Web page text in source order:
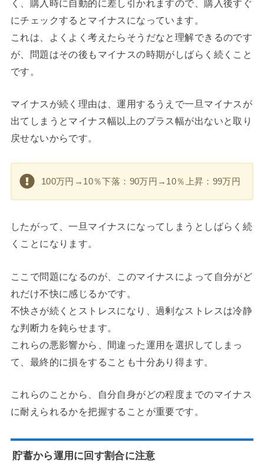
く、購入時に自動的に差し引かれますので、購入後すぐ
にチェックするとマイナスになっています。
これは、よくよく考えたらそうだなと理解できるのです
が、問題はその後もマイナスの時期がしばらく続くこと
です。
マイナスが続く理由は、運用するうえで一旦マイナスが
出てしまうとマイナス幅以上のプラス幅が出ないと取り
戻せないからです。
100万円→10％下落：90万円→10％上昇：99万円
したがって、一旦マイナスになってしまうとしばらく続
くことになります。
ここで問題になるのが、このマイナスによって自分がど
れだけ不快に感じるかです。
不快さが続くとストレスになり、過剰なストレスは冷静
な判断力を鈍らせます。
これらの悪影響から、間違った運用を選択してしまっ
て、最終的に損をすることも十分あり得ます。
これらのことから、自分自身がどの程度までのマイナス
に耐えられるかを把握することが重要です。
貯蓄から運用に回す割合に注意